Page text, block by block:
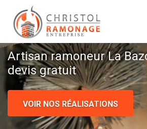
Artisan ramoneur La
devis gratuit
VOIR NOS RÉALISATIONS